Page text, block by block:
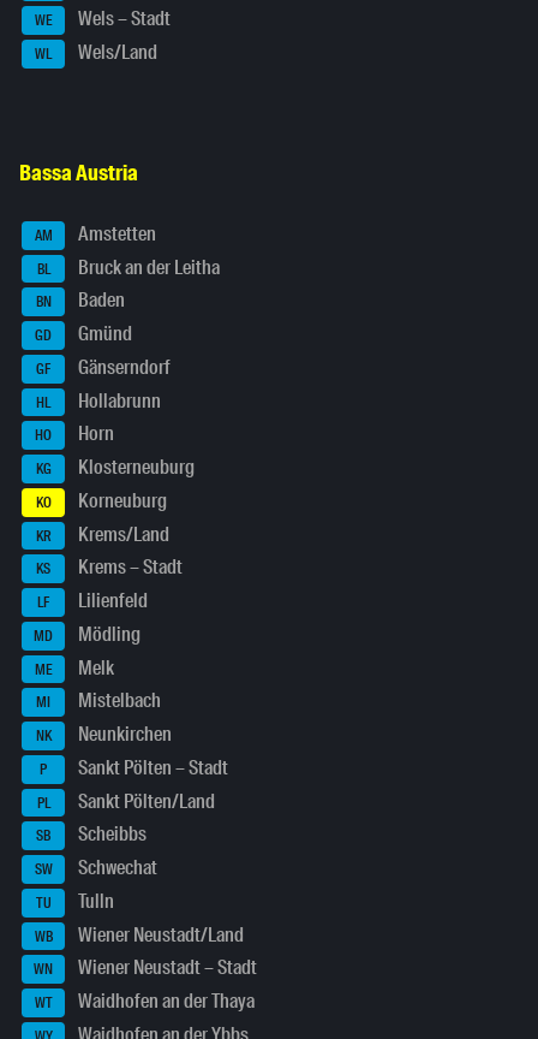
WE Wels – Stadt
WL Wels/Land
Bassa Austria
AM Amstetten
BL Bruck an der Leitha
BN Baden
GD Gmünd
GF Gänserndorf
HL Hollabrunn
HO Horn
KG Klosterneuburg
KO Korneuburg
KR Krems/Land
KS Krems – Stadt
LF Lilienfeld
MD Mödling
ME Melk
MI Mistelbach
NK Neunkirchen
P Sankt Pölten – Stadt
PL Sankt Pölten/Land
SB Scheibbs
SW Schwechat
TU Tulln
WB Wiener Neustadt/Land
WN Wiener Neustadt – Stadt
WT Waidhofen an der Thaya